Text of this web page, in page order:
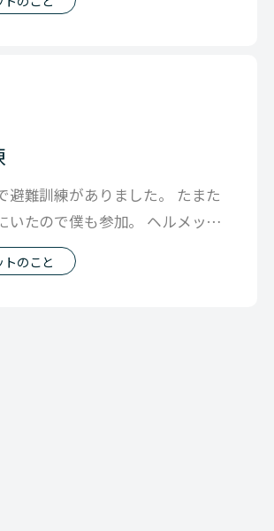
避難訓練がありました。 たまた
いたので僕も参加。 ヘルメット
と皆が話してる横で めっ
のこと